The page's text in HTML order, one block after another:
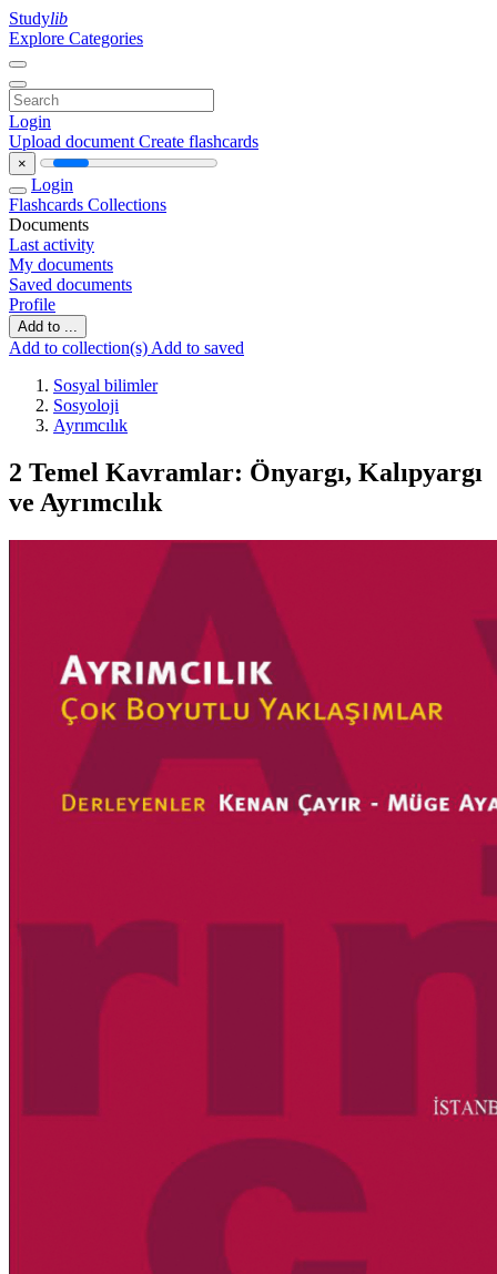
Studylib
Explore Categories
Login
Upload document Create flashcards
×
Login
Flashcards Collections
Documents
Last activity
My documents
Saved documents
Profile
Add to ...
Add to collection(s) Add to saved
Sosyal bilimler
Sosyoloji
Ayrımcılık
2 Temel Kavramlar: Önyargı, Kalıpyargı
ve Ayrımcılık